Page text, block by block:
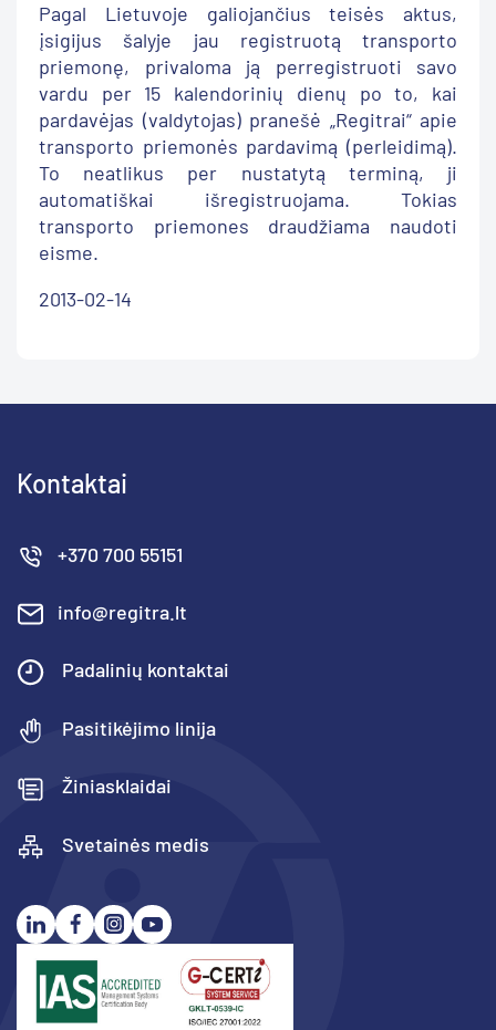
Pagal Lietuvoje galiojančius teisės aktus,
įsigijus šalyje jau registruotą transporto
priemonę, privaloma ją perregistruoti savo
vardu per 15 kalendorinių dienų po to, kai
pardavėjas (valdytojas) pranešė „Regitrai“ apie
transporto priemonės pardavimą (perleidimą).
To neatlikus per nustatytą terminą, ji
automatiškai išregistruojama. Tokias
transporto priemones draudžiama naudoti
eisme.
2013-02-14
Kontaktai
+370 700 55151
info@regitra.lt
Padalinių kontaktai
Pasitikėjimo linija
Žiniasklaidai
Svetainės medis